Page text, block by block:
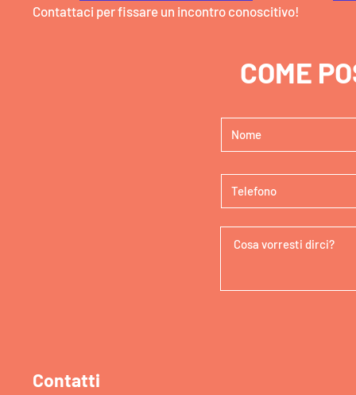
Contattaci per fissare un incontro conoscitivo!
Contatti
COME